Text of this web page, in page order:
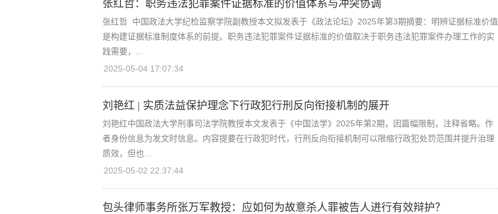
张红哲：职务违法犯罪案件证据标准的价值体系与冲突协调
张红哲 中国政法大学纪检监察学院副教授本文拟发表于《政法论坛》2025年第3期摘要：明辨证据标准价值
是构建证据标准制度体系的前提。职务违法犯罪案件证据标准的价值取决于职务违法犯罪案件办理工作的实
践需要，...
2025-05-04 17:07:34
刘艳红 | 实质法益保护理念下行政犯行刑反向衔接机制的展开
刘艳红中国政法大学刑事司法学院教授本文发表于《中国法学》2025年第2期，因篇幅限制，注释省略。作
者身份信息为发文时信息。内容提要在行政犯时代，行刑反向衔接机制可以限缩行政犯处罚范围并提升治理
质效，但也...
2025-05-02 22:37:44
包头律师事务所张万军教授：应如何为故意杀人罪被告人进行有效辩护？